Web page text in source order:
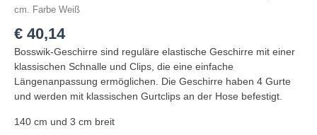
cm. Farbe Weiß
€ 40,14
Bosswik-Geschirre sind reguläre elastische Geschirre mit einer
klassischen Schnalle und Clips, die eine einfache
Längenanpassung ermöglichen. Die Geschirre haben 4 Gurte
und werden mit klassischen Gurtclips an der Hose befestigt.
140 cm und 3 cm breit